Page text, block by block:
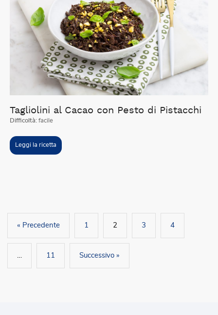
Tagliolini al Cacao con Pesto di Pistacchi
Difficoltà: facile
Leggi la ricetta
« Precedente 1 2 3 4
… 11 Successivo »